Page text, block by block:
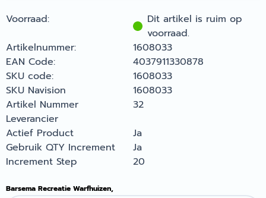
Voorraad:
Dit artikel is ruim op
voorraad.
Artikelnummer:
1608033
EAN Code:
4037911330878
SKU code:
1608033
SKU Navision
1608033
Artikel Nummer
Leverancier
32
Actief Product
Ja
Gebruik QTY Increment
Ja
Increment Step
20
Barsema Recreatie Warfhuizen,